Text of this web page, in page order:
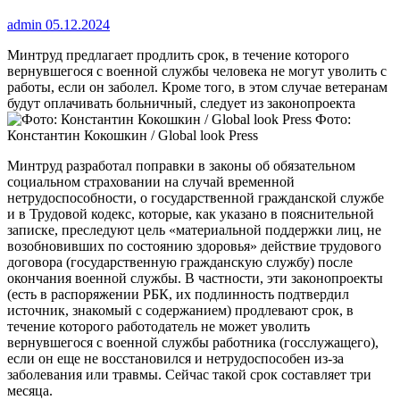
admin 05.12.2024
Минтруд предлагает продлить срок, в течение которого
вернувшегося с военной службы человека не могут уволить с
работы, если он заболел. Кроме того, в этом случае ветеранам
будут оплачивать больничный, следует из законопроекта
Фото:
Константин Кокошкин / Global look Press
Минтруд разработал поправки в законы об обязательном
социальном страховании на случай временной
нетрудоспособности, о государственной гражданской службе
и в Трудовой кодекс, которые, как указано в пояснительной
записке, преследуют цель «материальной поддержки лиц, не
возобновивших по состоянию здоровья» действие трудового
договора (государственную гражданскую службу) после
окончания военной службы. В частности, эти законопроекты
(есть в распоряжении РБК, их подлинность подтвердил
источник, знакомый с содержанием) продлевают срок, в
течение которого работодатель не может уволить
вернувшегося с военной службы работника (госслужащего),
если он еще не восстановился и нетрудоспособен из-за
заболевания или травмы. Сейчас такой срок составляет три
месяца.